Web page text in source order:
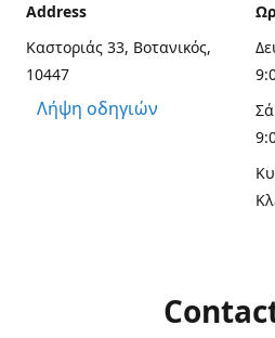
Address
Καστοριάς 33, Βοτανικός,
10447
Λήψη οδηγιών